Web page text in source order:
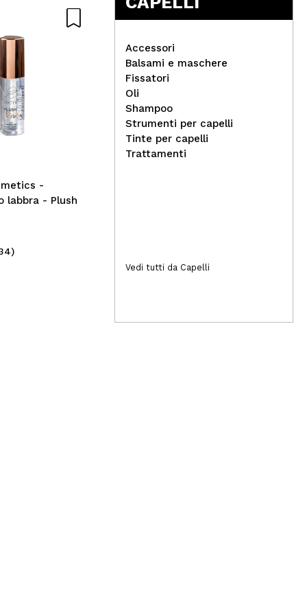
-
labbra - Plush
Technic Cosmetics -
Rossetto Nude Edit - Bare
2,49€
Accessori
Balsami e maschere
Fissatori
Oli
Shampoo
Strumenti per capelli
Tinte per capelli
Trattamenti
Vedi tutti da Capelli